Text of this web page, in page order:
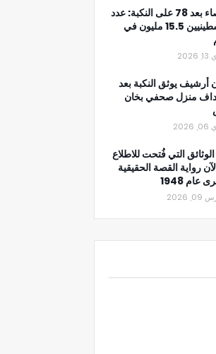
الإحصاء بعد 78 على النكبة: عدد
الفلسطينيين 15.5 مليون في
أرشيف يوثق النكبة بعد
منزل صحفي بخان
التي فُتحت للاطلاع
رواية القصة الحقيقية
عام 1948
2026